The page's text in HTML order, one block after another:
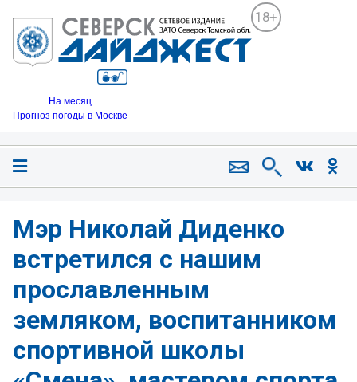
18+
На месяц
Прогноз погоды в Москве
Мэр Николай Диденко
встретился с нашим
прославленным
земляком, воспитанником
спортивной школы